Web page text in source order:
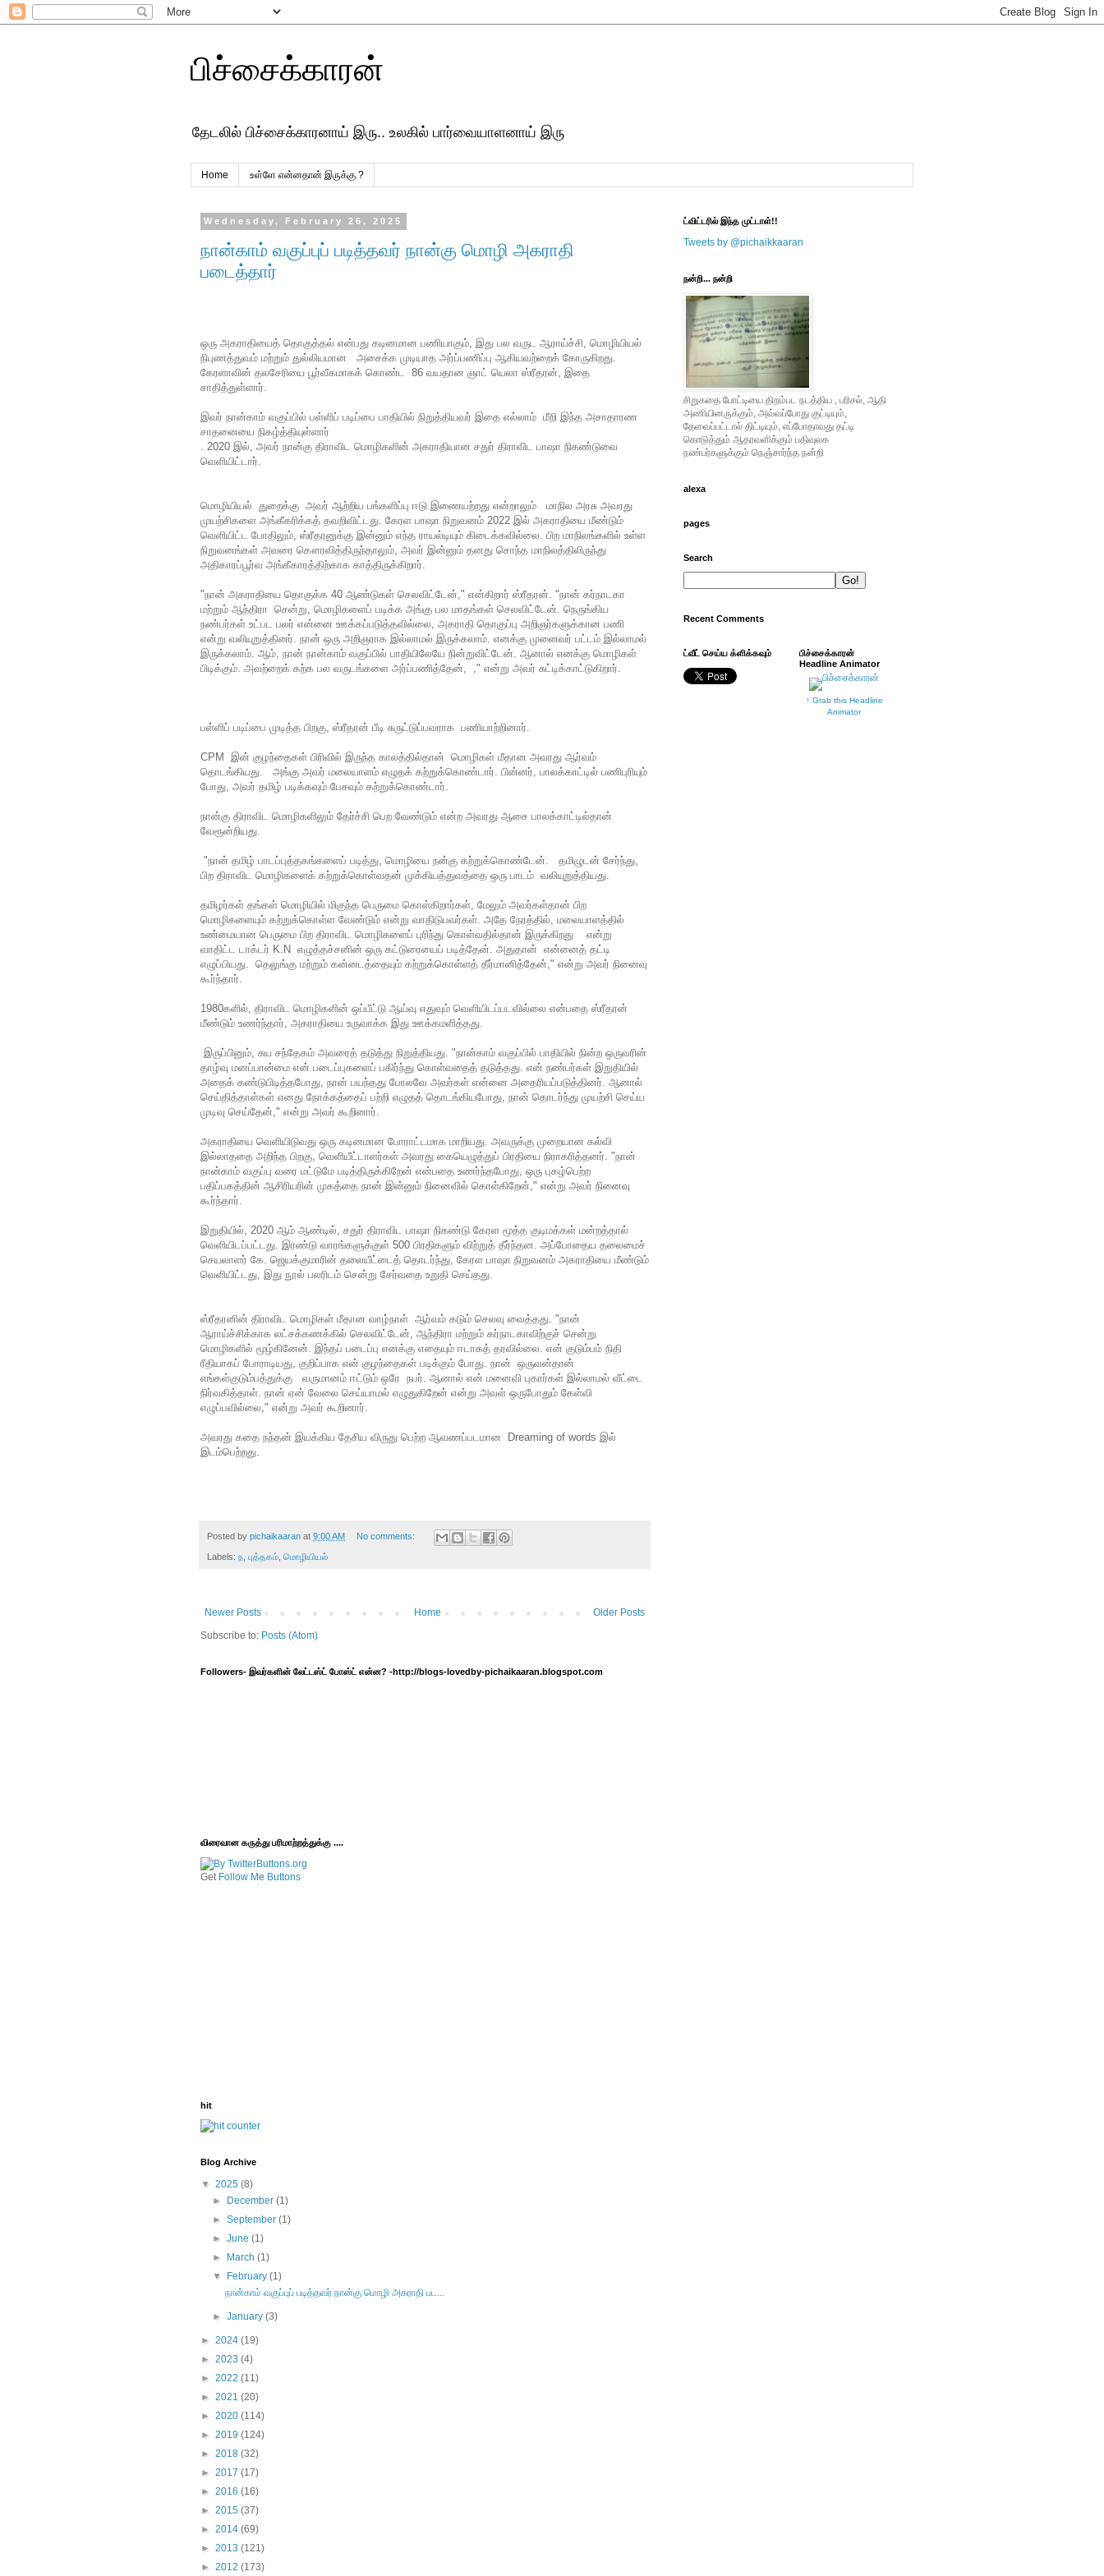
பிச்சைக்காரன்
தேடலில் பிச்சைக்காரனாய் இரு.. உலகில் பார்வையாளனாய் இரு
Home உள்ளே என்னதான் இருக்கு ?
Wednesday, February 26, 2025
நான்காம் வகுப்புப் படித்தவர் நான்கு மொழி அகராதி
படைத்தார்
ஒரு அகராதியைத் தொகுத்தல் என்பது கடினமான பணியாகும், இது பல வருட ஆராய்ச்சி, மொழியியல்
நிபுணத்துவம் மற்றும் துல்லியமான அசைக்க முடியாத அர்ப்பணிப்பு ஆகியவற்றைக் கோருகிறது.
கேரளாவின் தலசேரியை பூர்வீகமாகக் கொண்ட 86 வயதான ஞாட் யெலா ஸ்ரீதரன், இதை
சாதித்துள்ளார்.
இவர் நான்காம் வகுப்பில் பள்ளிப் படிப்பை பாதியில் நிறுத்தியவர் இதை எல்லாம் மீறி இந்த அசாதாரண
சாதனையை நிகழ்த்தியுள்ளார்
. 2020 இல், அவர் நான்கு திராவிட மொழிகளின் அகராதியான சதுர் திராவிட பாஷா நிகண்டுவை
வெளியிட்டார்.
மொழியியல் துறைக்கு அவர் ஆற்றிய பங்களிப்பு ஈடு இணையற்றது என்றாலும் மாநில அரசு அவரது
முயற்சிகளை அங்கீகரிக்கத் தவறிவிட்டது. கேரள பாஷா நிறுவனம் 2022 இல் அகராதியை மீண்டும்
வெளியிட்ட போதிலும், ஸ்ரீதரனுக்கு இன்னும் எந்த ராயல்டியும் கிடைக்கவில்லை. பிற மாநிலங்களில் உள்ள
நிறுவனங்கள் அவரை கௌரவித்திருந்தாலும், அவர் இன்னும் தனது சொந்த மாநிலத்திலிருந்து
அதிகாரப்பூர்வ அங்கீகாரத்திற்காக காத்திருக்கிறார்.
"நான் அகராதியை தொகுக்க 40 ஆண்டுகள் செலவிட்டேன்," என்கிறார் ஸ்ரீதரன். "நான் கர்நாடகா
மற்றும் ஆந்திரா சென்று, மொழிகளைப் படிக்க அங்கு பல மாதங்கள் செலவிட்டேன். நெருங்கிய
நண்பர்கள் உட்பட பலர் என்னை ஊக்கப்படுத்தவில்லை, அகராதி தொகுப்பு அறிஞர்களுக்கான பணி
என்று வலியுறுத்தினர். நான் ஒரு அறிஞராக இல்லாமல் இருக்கலாம். எனக்கு முனைவர் பட்டம் இல்லாமல்
இருக்கலாம். ஆம், நான் நான்காம் வகுப்பில் பாதியிலேயே நின்றுவிட்டேன். ஆனால் எனக்கு மொழிகள்
பிடிக்கும். அவற்றைக் கற்க பல வருடங்களை அர்ப்பணித்தேன், ," என்று அவர் சுட்டிக்காட்டுகிறார்.
பள்ளிப் படிப்பை முடித்த பிறகு, ஸ்ரீதரன் பீடி சுருட்டுப்பவராக பணியாற்றினார்.
CPM இன் குழந்தைகள் பிரிவில் இருந்த காலத்தில்தான் மொழிகள் மீதான அவரது ஆர்வம்
தொடங்கியது. அங்கு அவர் மலையாளம் எழுதக் கற்றுக்கொண்டார். பின்னர், பாலக்காட்டில் பணிபுரியும்
போது, ​​அவர் தமிழ் படிக்கவும் பேசவும் கற்றுக்கொண்டார்.
நான்கு திராவிட மொழிகளிலும் தேர்ச்சி பெற வேண்டும் என்ற அவரது ஆசை பாலக்காட்டில்தான்
வேரூன்றியது.
"நான் தமிழ் பாடப்புத்தகங்களைப் படித்து, மொழியை நன்கு கற்றுக்கொண்டேன். தமிழுடன் சேர்ந்து,
பிற திராவிட மொழிகளைக் கற்றுக்கொள்வதன் முக்கியத்துவத்தை ஒரு பாடம் வலியுறுத்தியது.
தமிழர்கள் தங்கள் மொழியில் மிகுந்த பெருமை கொள்கிறார்கள், மேலும் அவர்கள்தான் பிற
மொழிகளையும் கற்றுக்கொள்ள வேண்டும் என்று வாதிடுபவர்கள். அதே நேரத்தில், மலையாளத்தில்
உண்மையான பெருமை பிற திராவிட மொழிகளைப் புரிந்து கொள்வதில்தான் இருக்கிறது என்று
வாதிட்ட டாக்டர் K.N எழுத்தச்சனின் ஒரு கட்டுரையைப் படித்தேன். அதுதான் என்னைத் தட்டி
எழுப்பியது. தெலுங்கு மற்றும் கன்னடத்தையும் கற்றுக்கொள்ளத் தீர்மானித்தேன்," என்று அவர் நினைவு
கூர்ந்தார்.
1980களில், திராவிட மொழிகளின் ஒப்பீட்டு ஆய்வு எதுவும் வெளியிடப்படவில்லை என்பதை ஸ்ரீதரன்
மீண்டும் உணர்ந்தார், அகராதியை உருவாக்க இது ஊக்கமளித்தது.
இருப்பினும், சுய சந்தேகம் அவரைத் தடுத்து நிறுத்தியது. "நான்காம் வகுப்பில் பாதியில் நின்ற ஒருவரின்
தாழ்வு மனப்பான்மை என் படைப்புகளைப் பகிர்ந்து கொள்வதைத் தடுத்தது. என் நண்பர்கள் இறுதியில்
அதைக் கண்டுபிடித்தபோது, ​​நான் பயந்தது போலவே அவர்கள் என்னை அதைரியப்படுத்தினர். ஆனால்
செய்தித்தாள்கள் எனது நோக்கத்தைப் பற்றி எழுதத் தொடங்கியபோது, ​​நான் தொடர்ந்து முயற்சி செய்ய
முடிவு செய்தேன்," என்று அவர் கூறினார்.
அகராதியை வெளியிடுவது ஒரு கடினமான போராட்டமாக மாறியது. அவருக்கு முறையான கல்வி
இல்லாததை அறிந்த பிறகு, வெளியீட்டாளர்கள் அவரது கையெழுத்துப் பிரதியை நிராகரித்தனர். "நான்
நான்காம் வகுப்பு வரை மட்டுமே படித்திருக்கிறேன் என்பதை உணர்ந்தபோது, ​​ஒரு புகழ்பெற்ற
பதிப்பகத்தின் ஆசிரியரின் முகத்தை நான் இன்னும் நினைவில் கொள்கிறேன்," என்று அவர் நினைவு
கூர்ந்தார்.
இறுதியில், 2020 ஆம் ஆண்டில், சதுர் திராவிட பாஷா நிகண்டு கேரள மூத்த குடிமக்கள் மன்றத்தால்
வெளியிடப்பட்டது. இரண்டு வாரங்களுக்குள் 500 பிரதிகளும் விற்றுத் தீர்ந்தன. அப்போதைய தலைமைச்
செயலாளர் கே. ஜெயக்குமாரின் தலையீட்டைத் தொடர்ந்து, கேரள பாஷா நிறுவனம் அகராதியை மீண்டும்
வெளியிட்டது, இது நூல் பலரிடம் சென்று சேர்வதை உறுதி செய்தது.
ஸ்ரீதரனின் திராவிட மொழிகள் மீதான வாழ்நாள் ஆர்வம் கடும் செலவு வைத்தது. "நான்
ஆராய்ச்சிக்காக லட்சக்கணக்கில் செலவிட்டேன், ஆந்திரா மற்றும் கர்நாடகாவிற்குச் சென்று
மொழிகளில் மூழ்கினேன். இந்தப் படைப்பு எனக்கு எதையும் ஈடாகத் தரவில்லை. என் குடும்பம் நிதி
ரீதியாகப் போராடியது, குறிப்பாக என் குழந்தைகள் படிக்கும் போது. நான் ஒருவன்தான்
எங்கள்குடும்பத்துக்கு வருமானம் ஈட்டும் ஒரே நபர். ஆனால் என் மனைவி புகார்கள் இல்லாமல் வீட்டை
நிர்வகித்தாள். நான் ஏன் வேலை செய்யாமல் எழுதுகிறேன் என்று அவள் ஒருபோதும் கேள்வி
எழுப்பவில்லை," என்று அவர் கூறினார்.
அவரது கதை நந்தன் இயக்கிய தேசிய விருது பெற்ற ஆவணப்படமான Dreaming of words இல்
இடம்பெற்றது.
Posted by pichaikaaran at 9:00 AM No comments:
Labels: ந புத்தகம் மொழியியல்
Newer Posts Older Posts
Home
Subscribe to: Posts (Atom)
Followers- இவர்களின் லேட்டஸ்ட் போஸ்ட் என்ன? -http://blogs-lovedby-pichaikaaran.blogspot.com
விரைவான கருத்து பரிமாற்றத்துக்கு ....
Get Follow Me Buttons
hit
Blog Archive
▼ 2025 (8)
► December(1)
►September(1)
►June(1)
► March(1)
▼ February(1)
நான்காம் வகுப்புப் படித்தவர் நான்கு மொழி அகராதி பட...
►January(3)
► 2024 (19)
► 2023 (4)
► 2022 (11)
► 2021 (20)
► 2020 (114)
► 2019 (124)
► 2018 (32)
► 2017 (17)
► 2016 (16)
► 2015 (37)
► 2014 (69)
► 2013 (121)
► 2012 (173)
ட்விட்டரில் இந்த முட்டாள்!!
Tweets by @pichaikkaaran
நன்றி... நன்றி
சிறுகதை போட்டியை திறம்பட நடத்திய , பரிசல், ஆதி
அணியினருக்கும், அவ்வப்போது குட்டியும்,
தேவைப்பட்டால் திட்டியும், எப்போதாவது தட்டி
கொடுத்தும் ஆதரவளிக்கும் பதிவுலக
நண்பர்களுக்கும் நெஞ்சார்ந்த நன்றி
alexa
pages
Search
Recent Comments
ட்வீட் செய்ய க்ளிக்கவும்
பிச்சைக்காரன்
Headline Animator
↑ Grab this Headline
Animator